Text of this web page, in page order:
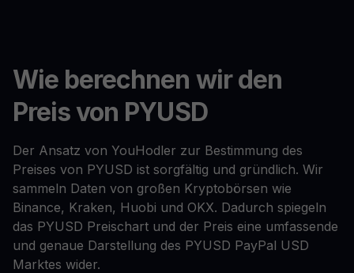
Wie berechnen wir den
Preis von PYUSD
Der Ansatz von YouHodler zur Bestimmung des
Preises von PYUSD ist sorgfältig und gründlich. Wir
sammeln Daten von großen Kryptobörsen wie
Binance, Kraken, Huobi und OKX. Dadurch spiegeln
das PYUSD Preischart und der Preis eine umfassende
und genaue Darstellung des PYUSD PayPal USD
Marktes wider.